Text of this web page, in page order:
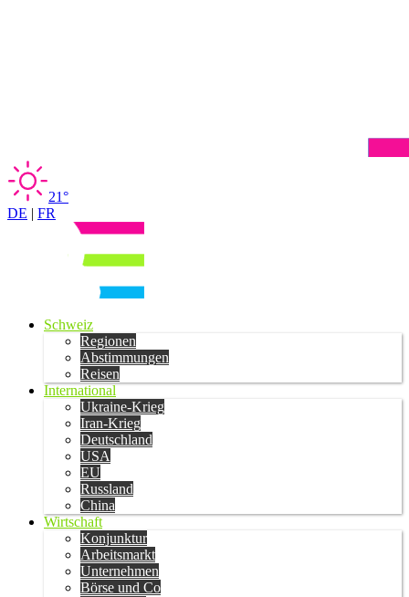
21°
DE | FR
Schweiz
Regionen
Abstimmungen
Reisen
International
Ukraine-Krieg
Iran-Krieg
Deutschland
USA
EU
Russland
China
Wirtschaft
Konjunktur
Arbeitsmarkt
Unternehmen
Börse und Co